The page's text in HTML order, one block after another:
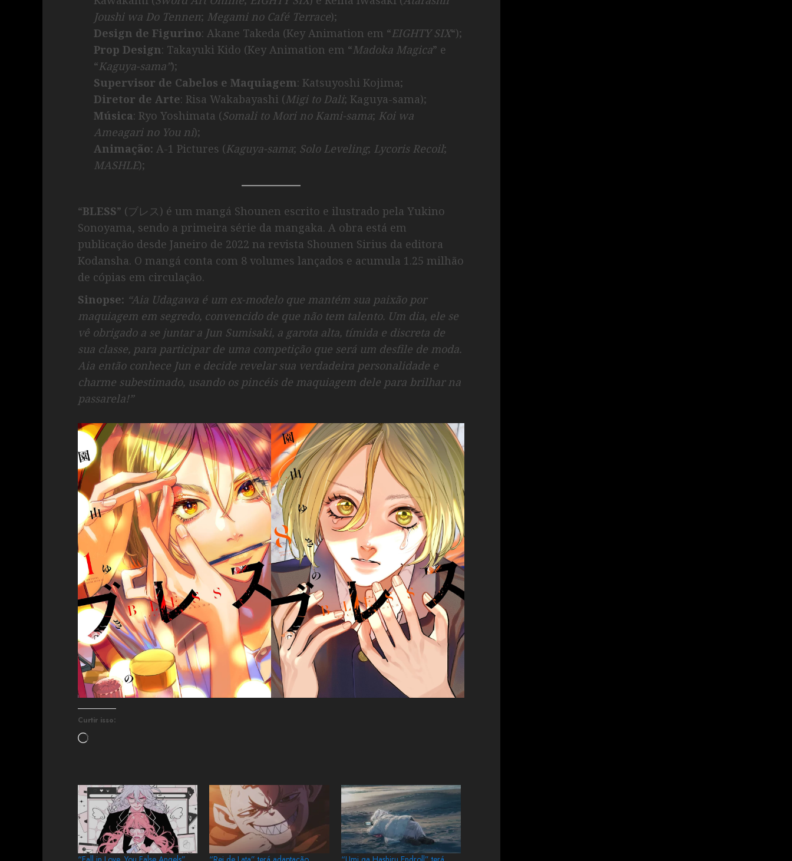
Joushi wa Do Tennen; Megami no Café Terrace);
Design de Figurino: Akane Takeda (Key Animation em “EIGHTY SIX“);
Prop Design: Takayuki Kido (Key Animation em “Madoka Magica” e
“Kaguya-sama”);
Supervisor de Cabelos e Maquiagem: Katsuyoshi Kojima;
Diretor de Arte: Risa Wakabayashi (Migi to Dali; Kaguya-sama);
Música: Ryo Yoshimata (Somali to Mori no Kami-sama; Koi wa
Ameagari no You ni);
Animação: A-1 Pictures (Kaguya-sama; Solo Leveling; Lycoris Recoil;
MASHLE);
“BLESS” (ブレス) é um mangá Shounen escrito e ilustrado pela Yukino
Sonoyama, sendo a primeira série da mangaka. A obra está em
publicação desde Janeiro de 2022 na revista Shounen Sirius da editora
Kodansha. O mangá conta com 8 volumes lançados e acumula 1.25 milhão
de cópias em circulação.
Sinopse: “Aia Udagawa é um ex-modelo que mantém sua paixão por
maquiagem em segredo, convencido de que não tem talento. Um dia, ele se
vê obrigado a se juntar a Jun Sumisaki, a garota alta, tímida e discreta de
sua classe, para participar de uma competição que será um desfile de moda.
Aia então conhece Jun e decide revelar sua verdadeira personalidade e
charme subestimado, usando os pincéis de maquiagem dele para brilhar na
passarela!”
Curtir isso: